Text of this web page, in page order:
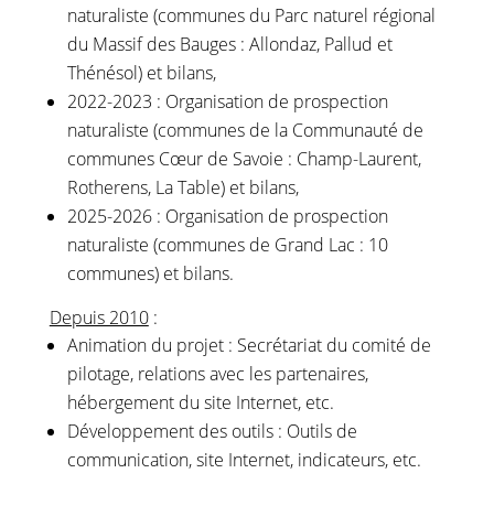
naturaliste (communes du Parc naturel régional
du Massif des Bauges : Allondaz, Pallud et
Thénésol) et bilans,
2022-2023 : Organisation de prospection
naturaliste (communes de la Communauté de
communes Cœur de Savoie : Champ-Laurent,
Rotherens, La Table) et bilans,
2025-2026 : Organisation de prospection
naturaliste (communes de Grand Lac : 10
communes) et bilans.
Depuis 2010:
Animation du projet : Secrétariat du comité de
pilotage, relations avec les partenaires,
hébergement du site Internet, etc.
Développement des outils : Outils de
communication, site Internet, indicateurs, etc.